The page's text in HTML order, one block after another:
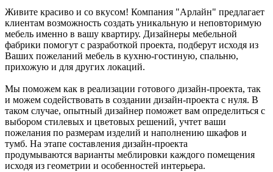
Живите красиво и со вкусом! Компания "Арлайн" предлагает
клиентам возможность создать уникальную и неповторимую
мебель именно в вашу квартиру. Дизайнеры мебельной
фабрики помогут с разработкой проекта, подберут исходя из
Ваших пожеланий мебель в кухню-гостиную, спальню,
прихожую и для других локаций.
Мы поможем как в реализации готового дизайн-проекта, так
и можем содействовать в создании дизайн-проекта с нуля. В
таком случае, опытный дизайнер поможет вам определиться с
выбором стилевых и цветовых решений, учтет ваши
пожелания по размерам изделий и наполнению шкафов и
тумб. На этапе составления дизайн-проекта
продумываются варианты меблировки каждого помещения
исходя из геометрии и особенностей интерьера.